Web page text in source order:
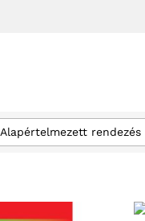
Alapértelmezett rendezés